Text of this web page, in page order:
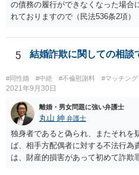
の債務の履行ができなくなった場合
れておりますので（民法536条2項
現在の各宣言や要請は，強制力のあ
設が滅失してしまった場合と異な
なったとまではいえないかと思わ
でキャンセルを申し出たとすれば，
たといえる可能性は考えられます。
会に供する施設等については，営業
婚式場等の施設についても，解釈に
して，休止要請の対象と考える余地
解釈を採った場合，強制力はないま
となる外部的要因があったとして，
あるとまではいえず，結婚式場等か
5 結婚詐欺に関しての相談
#同性婚 #中絶 #不倫慰謝料 #マッチン
2021年9月30日
離婚・男女問題に強い弁護士
丸山 紳 弁護士
独身者であると偽られ、またそれを
ば、相手方配偶者に対する不法行為
は、財産的損害があって初めて詐欺